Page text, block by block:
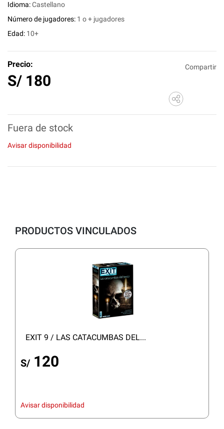
Idioma:Castellano
Número de jugadores: 1 o + jugadores
Edad: 10+
Precio:
S/ 180
Compartir
Fuera de stock
Avisar disponibilidad
PRODUCTOS VINCULADOS
EXIT 9 / LAS CATACUMBAS DEL...
S/ 120
Avisar disponibilidad